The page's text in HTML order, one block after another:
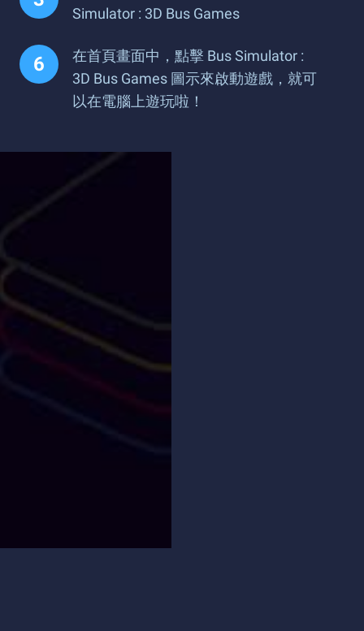
Simulator : 3D Bus Games
在首頁畫面中，點擊 Bus Simulator :
3D Bus Games 圖示來啟動遊戲，就可
以在電腦上遊玩啦！